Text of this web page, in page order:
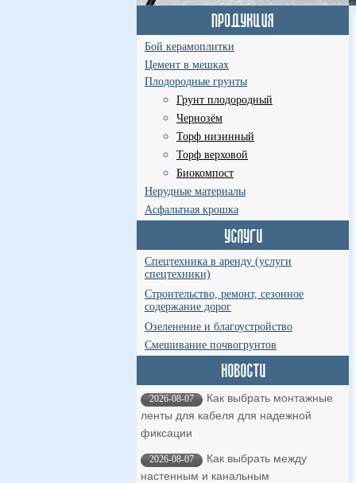
Бой керамоплитки
Цемент в мешках
Плодородные грунты
Грунт плодородный
Чернозём
Торф низинный
Торф верховой
Биокомпост
Нерудные материалы
Асфальтная крошка
Спецтехника в аренду (услуги
спецтехники)
Строительство, ремонт, сезонное
содержание дорог
Озеленение и благоустройство
Смешивание почвогрунтов
2026-08-07
Как выбрать монтажные
ленты для кабеля для надежной
фиксации
2026-08-07
Как выбрать между
настенным и канальным